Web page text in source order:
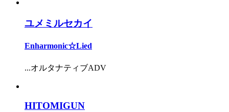
ユメミルセカイ
Enharmonic☆Lied
...オルタナティブADV
HITOMIGUN